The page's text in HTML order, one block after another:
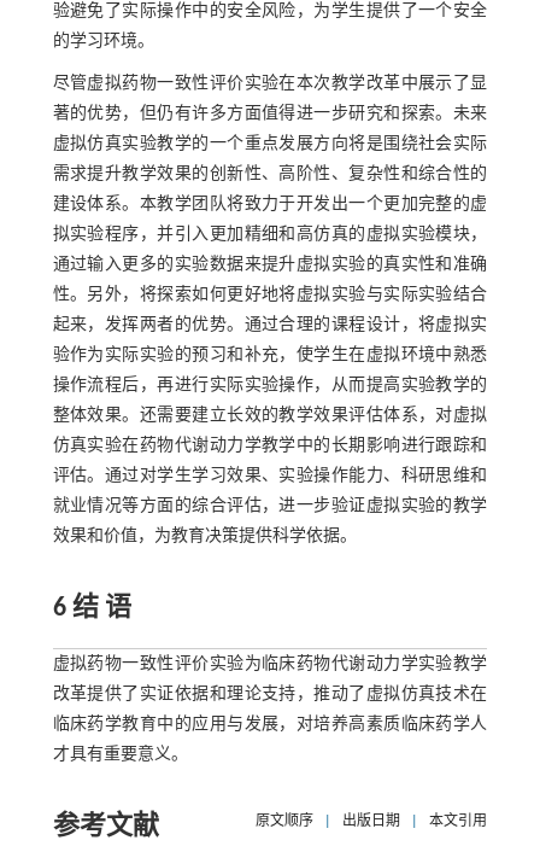
验避免了实际操作中的安全风险，为学生提供了一个安全
的学习环境。
尽管虚拟药物一致性评价实验在本次教学改革中展示了显
著的优势，但仍有许多方面值得进一步研究和探索。未来
虚拟仿真实验教学的一个重点发展方向将是围绕社会实际
需求提升教学效果的创新性、高阶性、复杂性和综合性的
建设体系。本教学团队将致力于开发出一个更加完整的虚
拟实验程序，并引入更加精细和高仿真的虚拟实验模块，
通过输入更多的实验数据来提升虚拟实验的真实性和准确
性。另外，将探索如何更好地将虚拟实验与实际实验结合
起来，发挥两者的优势。通过合理的课程设计，将虚拟实
验作为实际实验的预习和补充，使学生在虚拟环境中熟悉
操作流程后，再进行实际实验操作，从而提高实验教学的
整体效果。还需要建立长效的教学效果评估体系，对虚拟
仿真实验在药物代谢动力学教学中的长期影响进行跟踪和
评估。通过对学生学习效果、实验操作能力、科研思维和
就业情况等方面的综合评估，进一步验证虚拟实验的教学
效果和价值，为教育决策提供科学依据。
6 结 语
虚拟药物一致性评价实验为临床药物代谢动力学实验教学
改革提供了实证依据和理论支持，推动了虚拟仿真技术在
临床药学教育中的应用与发展，对培养高素质临床药学人
才具有重要意义。
参考文献 原文顺序 出版日期 本文引用